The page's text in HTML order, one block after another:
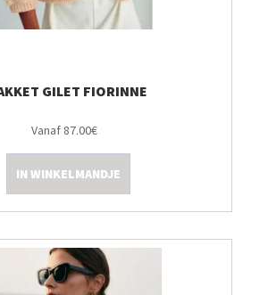
GILET FIORINNE
Vanaf 87.00€
IN WINKELMANDJE